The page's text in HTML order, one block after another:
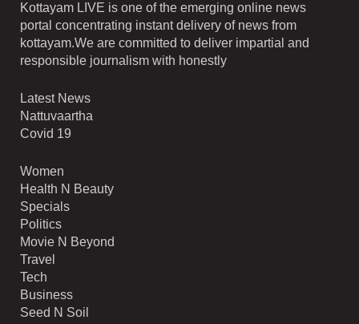
Kottayam LIVE is one of the emerging online news
portal concentrating instant delivery of news from
kottayam.We are committed to deliver impartial and
responsible journalism with honestly
Latest News
Nattuvaartha
Covid 19
Women
Health N Beauty
Specials
Politics
Movie N Beyond
Travel
Tech
Business
Seed N Soil